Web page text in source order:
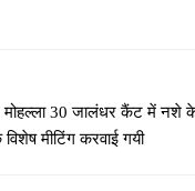
मोहल्ला 30 जालंधर कैंट में नशे
मीटिंग करवाई गयी